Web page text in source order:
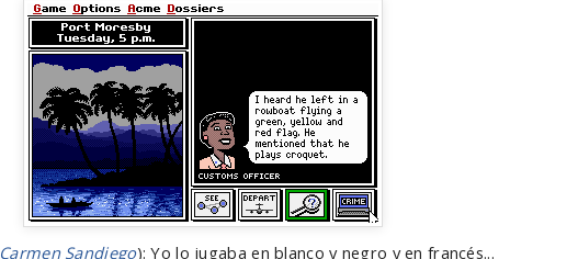
Carmen Sandiego): Yo lo jugaba en blanco y negro y en francés...